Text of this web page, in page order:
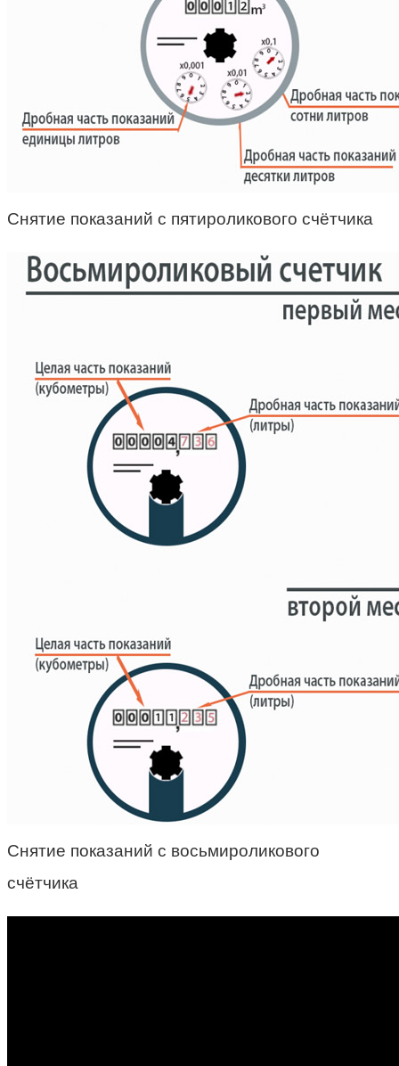
Снятие показаний с пятироликового счётчика
Снятие показаний с восьмироликового
счётчика